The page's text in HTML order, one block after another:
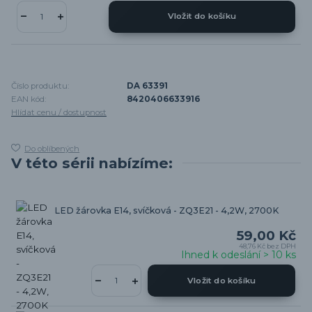
Vložit do košíku
Číslo produktu:
DA 63391
EAN kód:
8420406633916
Hlídat cenu / dostupnost
Do oblíbených
V této sérii nabízíme:
LED žárovka E14, svíčková - ZQ3E21 - 4,2W, 2700K
59,00 Kč
48,76 Kč bez DPH
Ihned k odeslání > 10 ks
Vložit do košíku